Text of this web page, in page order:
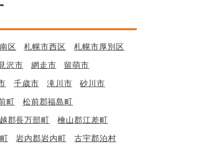
区 札幌市西区 札幌市厚別区
沢市 網走市 留萌市
千歳市 滝川市 砂川市
町 松前郡福島町
郡長万部町 檜山郡江差町
岩内郡岩内町 古宇郡泊村